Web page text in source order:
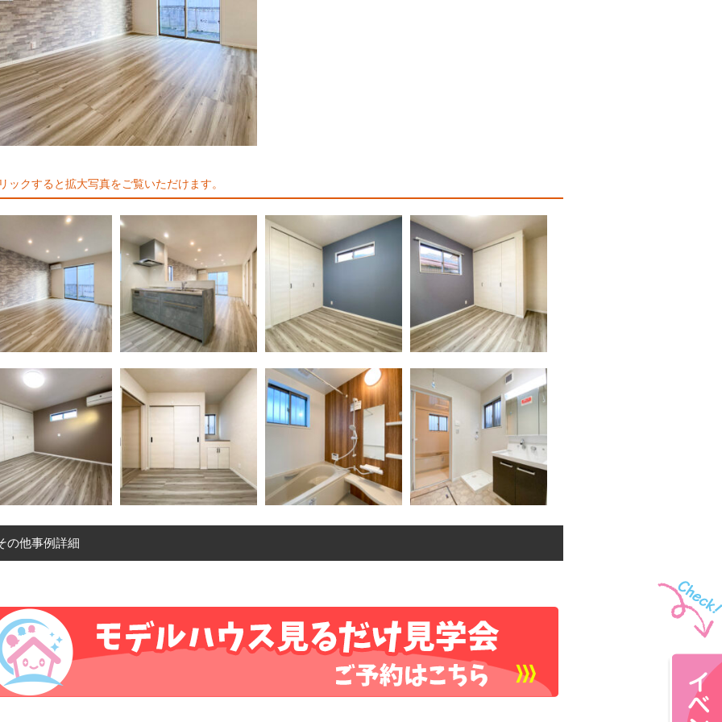
ックすると拡大写真をご覧いただけます。
の他事例詳細